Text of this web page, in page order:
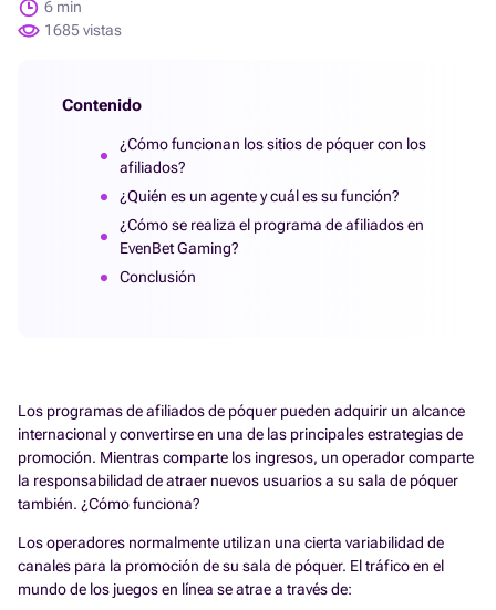
6 min
1685 vistas
Contenido
¿Cómo funcionan los sitios de póquer con los
afiliados?
¿Quién es un agente y cuál es su función?
¿Cómo se realiza el programa de afiliados en
EvenBet Gaming?
Conclusión
Los programas de afiliados de póquer pueden adquirir un alcance
internacional y convertirse en una de las principales estrategias de
promoción. Mientras comparte los ingresos, un operador comparte
la responsabilidad de atraer nuevos usuarios a su sala de póquer
también. ¿Cómo funciona?
Los operadores normalmente utilizan una cierta variabilidad de
canales para la promoción de su sala de póquer. El tráfico en el
mundo de los juegos en línea se atrae a través de: